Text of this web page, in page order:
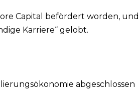
Capital befördert worden, und
Karriere“ gelobt.
abgeschlossen